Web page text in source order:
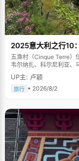
2025意大利之行10
五渔村（Cinque Terre）
韦尔纳扎、科尔尼利亚、
山傍海，房屋色彩斑斓，
UP主: 卢颖
旅行 • 2026/8/2